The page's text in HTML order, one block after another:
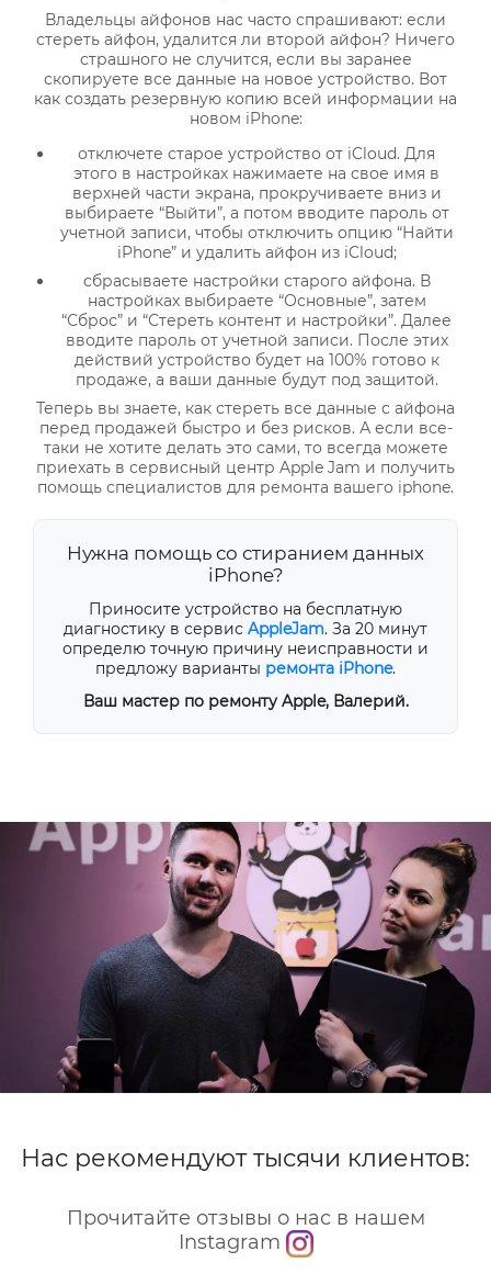
Владельцы айфонов нас часто спрашивают: если
стереть айфон, удалится ли второй айфон? Ничего
страшного не случится, если вы заранее
скопируете все данные на новое устройство. Вот
как создать резервную копию всей информации на
новом iPhone:
отключете старое устройство от iCloud. Для
этого в настройках нажимаете на свое имя в
верхней части экрана, прокручиваете вниз и
выбираете “Выйти”, а потом вводите пароль от
учетной записи, чтобы отключить опцию “Найти
iPhone” и удалить айфон из iCloud;
сбрасываете настройки старого айфона. В
настройках выбираете “Основные”, затем
“Сброс” и “Стереть контент и настройки”. Далее
вводите пароль от учетной записи. После этих
действий устройство будет на 100% готово к
продаже, а ваши данные будут под защитой.
Теперь вы знаете, как стереть все данные с айфона
перед продажей быстро и без рисков. А если все-
таки не хотите делать это сами, то всегда можете
приехать в сервисный центр Apple Jam и получить
помощь специалистов для ремонта вашего iphone.
Нужна помощь со стиранием данных
iPhone?
Приносите устройство на бесплатную
диагностику в сервис AppleJam. За 20 минут
определю точную причину неисправности и
предложу варианты ремонта iPhone.
Ваш мастер по ремонту Apple, Валерий.
Нас рекомендуют тысячи клиентов:
Прочитайте отзывы о нас в нашем
Instagram